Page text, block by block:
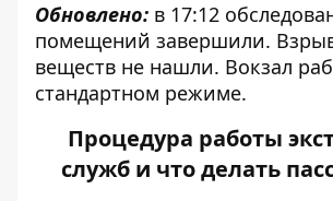
Обновлено: в 17:12
помещений завершили.
веществ не нашли. Вокзал
стандартном режиме.
Процедура работы
служб и что делать